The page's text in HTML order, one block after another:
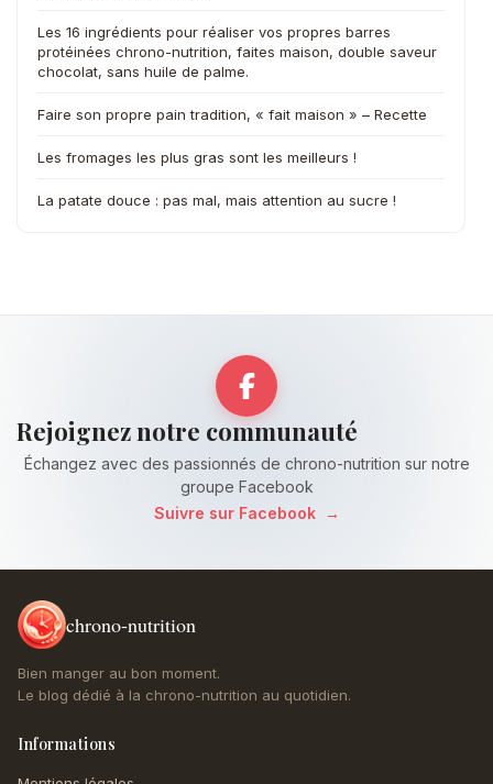
Les 16 ingrédients pour réaliser vos propres barres
protéinées chrono-nutrition, faites maison, double saveur
chocolat, sans huile de palme.
Faire son propre pain tradition, « fait maison » – Recette
Les fromages les plus gras sont les meilleurs !
La patate douce : pas mal, mais attention au sucre !
Rejoignez notre communauté
Échangez avec des passionnés de chrono-nutrition sur notre
groupe Facebook
Suivre sur Facebook
→
chrono-nutrition
Bien manger au bon moment.
Le blog dédié à la chrono-nutrition au quotidien.
Informations